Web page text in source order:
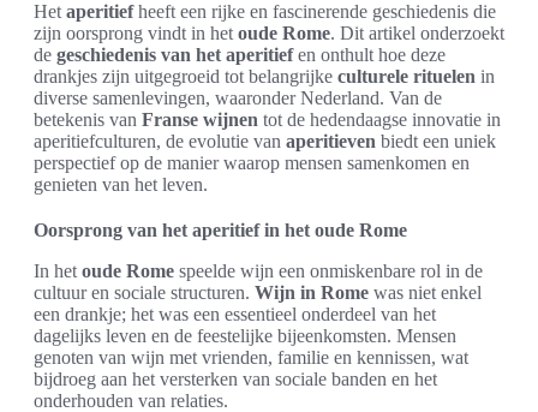
Het aperitiefheeft een rijke en fascinerende geschiedenis die
zijn oorsprong vindt in het oude Rome. Dit artikel onderzoekt
de geschiedenis van het aperitiefen onthult hoe deze
drankjes zijn uitgegroeid tot belangrijke culturele rituelen in
diverse samenlevingen, waaronder Nederland. Van de
betekenis van Franse wijnen tot de hedendaagse innovatie in
aperitiefculturen, de evolutie van aperitieven biedt een uniek
perspectief op de manier waarop mensen samenkomen en
genieten van het leven.
Oorsprong van het aperitief in het oude Rome
In het oude Rome speelde wijn een onmiskenbare rol in de
cultuur en sociale structuren. Wijn in Rome was niet enkel
een drankje; het was een essentieel onderdeel van het
dagelijks leven en de feestelijke bijeenkomsten. Mensen
genoten van wijn met vrienden, familie en kennissen, wat
bijdroeg aan het versterken van sociale banden en het
onderhouden van relaties.